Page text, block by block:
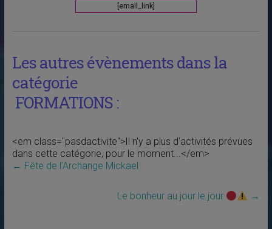
[email_link]
Les autres évènements dans la
catégorie
FORMATIONS :
<em class="pasdactivite">Il n'y a plus d'activités prévues
dans cette catégorie, pour le moment...</em>
← Fête de l’Archange Mickael
Le bonheur au jour le jour →